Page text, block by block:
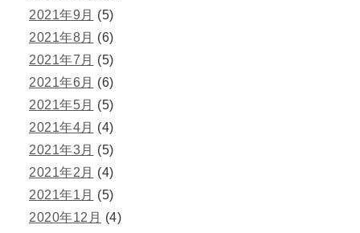
2021年9月 (5)
2021年8月 (6)
2021年7月 (5)
2021年6月 (6)
2021年5月 (5)
2021年4月 (4)
2021年3月 (5)
2021年2月 (4)
2021年1月 (5)
2020年12月 (4)